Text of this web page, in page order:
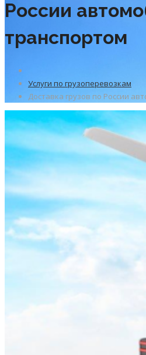
России
транспортом
Услуги по грузоперевозкам
Доставка грузов по России